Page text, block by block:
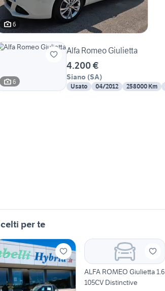
6
6
Alfa Romeo Giulietta
4.200 €
Siano (SA)
Usato 04/2012 258000 Km
per te
ALFA ROMEO Giulietta 1.6
105CV Distinctive